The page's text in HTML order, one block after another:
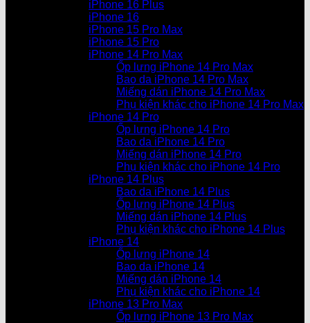
iPhone 16 Plus
iPhone 16
iPhone 15 Pro Max
iPhone 15 Pro
iPhone 14 Pro Max
Ốp lưng iPhone 14 Pro Max
Bao da iPhone 14 Pro Max
Miếng dán iPhone 14 Pro Max
Phụ kiện khác cho iPhone 14 Pro Max
iPhone 14 Pro
Ốp lưng iPhone 14 Pro
Bao da iPhone 14 Pro
Miếng dán iPhone 14 Pro
Phụ kiện khác cho iPhone 14 Pro
iPhone 14 Plus
Bao da iPhone 14 Plus
Ốp lưng iPhone 14 Plus
Miếng dán iPhone 14 Plus
Phụ kiện khác cho iPhone 14 Plus
iPhone 14
Ốp lưng iPhone 14
Bao da iPhone 14
Miếng dán iPhone 14
Phụ kiện khác cho iPhone 14
iPhone 13 Pro Max
Ốp lưng iPhone 13 Pro Max